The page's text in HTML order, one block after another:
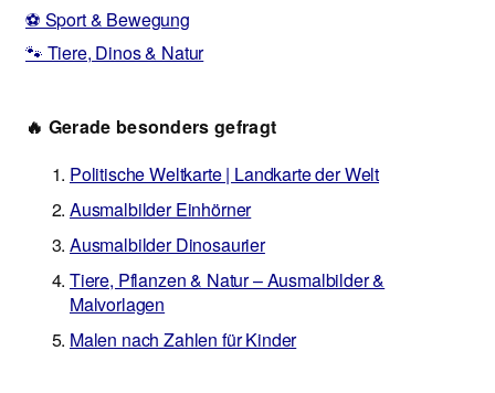
⚽ Sport & Bewegung
🐾 Tiere, Dinos & Natur
🔥 Gerade besonders gefragt
Politische Weltkarte | Landkarte der Welt
Ausmalbilder Einhörner
Ausmalbilder Dinosaurier
Tiere, Pflanzen & Natur – Ausmalbilder &
Malvorlagen
Malen nach Zahlen für Kinder